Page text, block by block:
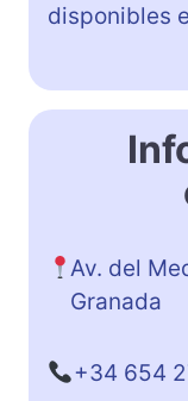
disponibles
Av. del
Granada
+34 654